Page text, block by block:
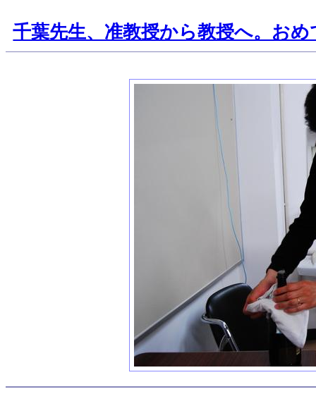
千葉先生、准教授から教授へ。お